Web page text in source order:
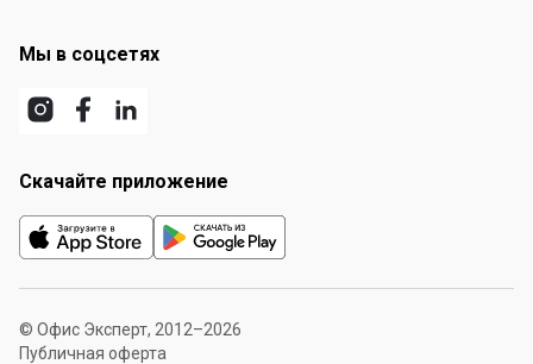
Мы в соцсетях
Скачайте приложение
© Офис Эксперт, 2012–2026
Публичная оферта